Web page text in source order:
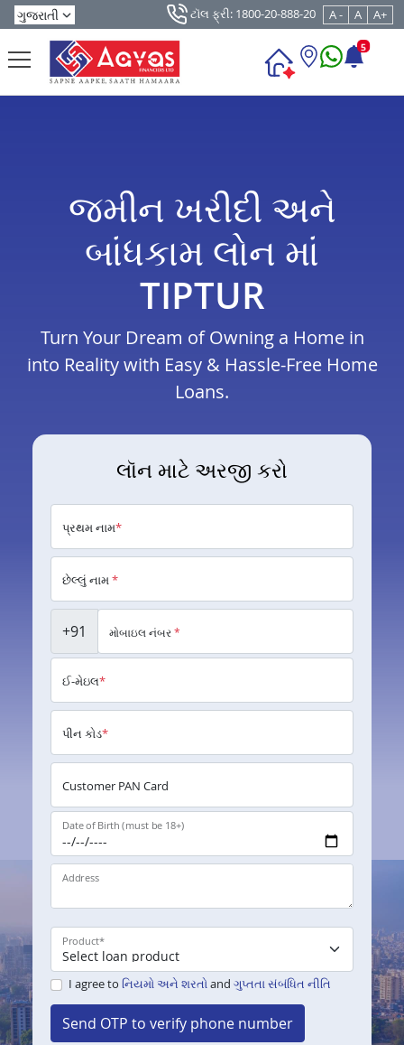
ટૉલ ફ્રી: 1800-20-888-20 A - A A+
5
જમીન ખરીદી અને
બાંધકામ લોન માં
TIPTUR
Turn Your Dream of Owning a Home in
into Reality with Easy & Hassle-Free Home
Loans.
લૉન માટે અરજી કરો
પ્રથમ નામ*
છેલ્લું નામ*
+91 મોબાઇલ નંબર*
ઈ-મેઇલ*
પીન કોડ*
Customer PAN Card
Date of Birth (must be 18+)
Address
Product*
I agree to નિયમો અને શરતોand ગુપ્તતા સંબંધિત નીતિ
Send OTP to verify phone number